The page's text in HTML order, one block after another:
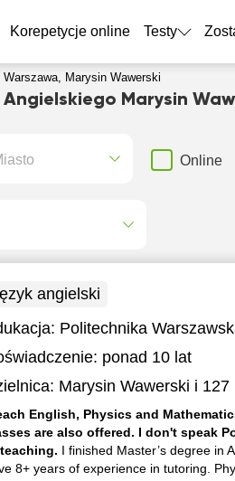
Korepetycje online Testy
Marysin Wawerski
Marysin
Online
angielski
Politechnika
ponad 10 lat
Marysin Wawerski i 127
English, Physics and
are also offered. I don't speak
I finished Master’s degree in
8+ years of experience in tutoring.